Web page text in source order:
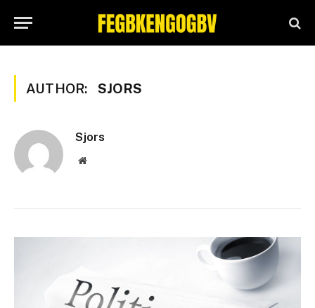
AUTHOR: SJORS
Sjors
Website